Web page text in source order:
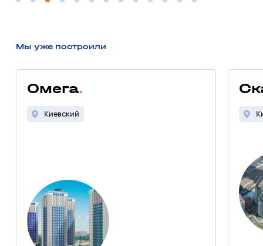
Мы уже построили
Омега
Киевский